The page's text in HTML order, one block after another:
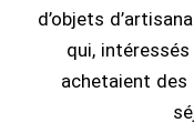
d’objets
qui,
achetaient des